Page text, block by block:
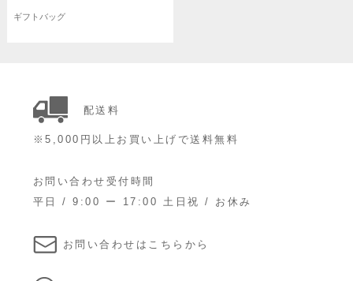
ギフトバッグ
配送料
※5,000円以上お買い上げで送料無料
お問い合わせ受付時間
平日 / 9:00 ー 17:00 土日祝 / お休み
お問い合わせはこちらから